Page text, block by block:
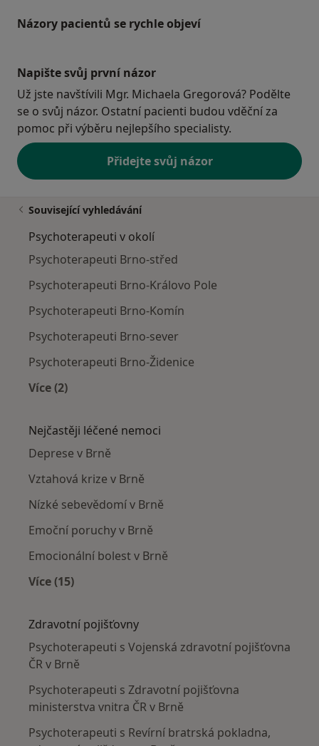
Názory pacientů se rychle objeví
Napište svůj první názor
Už jste navštívili Mgr. Michaela Gregorová? Podělte
se o svůj názor. Ostatní pacienti budou vděční za
pomoc při výběru nejlepšího specialisty.
Přidejte svůj názor
Související vyhledávání
Psychoterapeuti v okolí
Psychoterapeuti Brno-střed
Psychoterapeuti Brno-Královo Pole
Psychoterapeuti Brno-Komín
Psychoterapeuti Brno-sever
Psychoterapeuti Brno-Židenice
Více (2)
Nejčastěji léčené nemoci
Deprese v Brně
Vztahová krize v Brně
Nízké sebevědomí v Brně
Emoční poruchy v Brně
Emocionální bolest v Brně
Více (15)
Zdravotní pojišťovny
Psychoterapeuti s Vojenská zdravotní pojišťovna
ČR v Brně
Psychoterapeuti s Zdravotní pojišťovna
ministerstva vnitra ČR v Brně
Psychoterapeuti s Revírní bratrská pokladna,